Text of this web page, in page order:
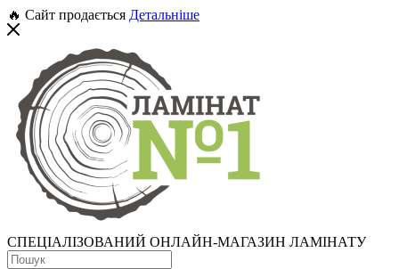
🔥 Сайт продається Детальніше
СПЕЦІАЛІЗОВАНИЙ ОНЛАЙН-МАГАЗИН ЛАМІНАТУ